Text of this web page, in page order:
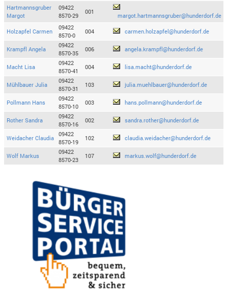
Hartmannsgruber
Margot
09422
8570-29
001
margot.hartmannsgruber@hunderdorf.de
Holzapfel Carmen
09422
8570-0
004 carmen.holzapfel@hunderdorf.de
Krampfl Angela
09422
8570-35
006 angela.krampfl@hunderdorf.de
Macht Lisa
09422
8570-41
004 lisa.macht@hunderdorf.de
Mühlbauer Julia
09422
8570-31
103 julia.muehlbauer@hunderdorf.de
Pollmann Hans
09422
8570-10
003 hans.pollmann@hunderdorf.de
Rother Sandra
09422
8570-16
002 sandra.rother@hunderdorf.de
Weidacher Claudia
09422
8570-19
102 claudia.weidacher@hunderdorf.de
Wolf Markus
09422
8570-23
107 markus.wolf@hunderdorf.de